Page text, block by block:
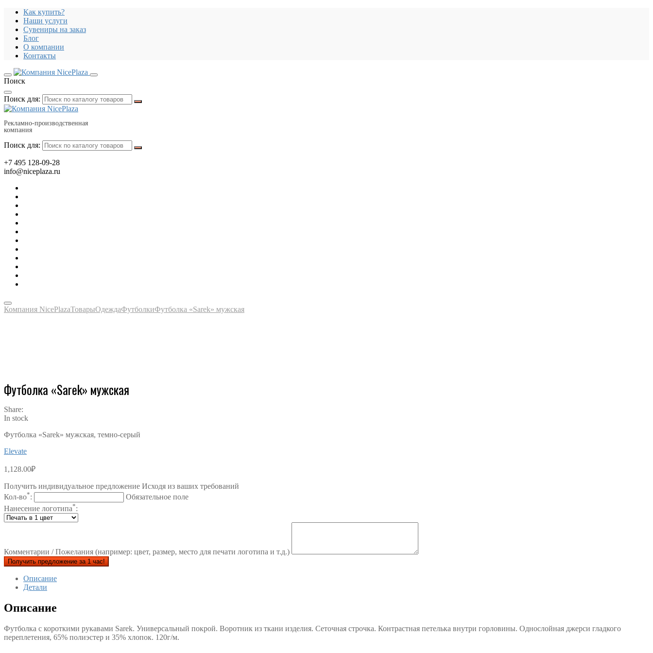
Как купить?
Наши услуги
Сувениры на заказ
Блог
О компании
Контакты
Поиск
Поиск для:
Рекламно-производственная
компания
Поиск для:
+7 495 128-09-28
info@niceplaza.ru
Компания NicePlazaТоварыОдеждаФутболкиФутболка «Sarek» мужская
Футболка «Sarek» мужская
Share:
In stock
Футболка «Sarek» мужская, темно-серый
Elevate
1,128.00₽
Получить индивидуальное предложение Исходя из ваших требований
Кол-во*:
Обязательное поле
Нанесение логотипа*:
Комментарии / Пожелания (например: цвет, размер, место для печати логотипа и т.д.)
Получить предложение за 1 час!
Описание
Детали
Описание
Футболка с короткими рукавами Sarek. Универсальный покрой. Воротник из ткани изделия. Сеточная строчка. Контрастная петелька внутри горловины. Однослойная джерси гладкого
переплетения, 65% полиэстер и 35% хлопок. 120г/м.